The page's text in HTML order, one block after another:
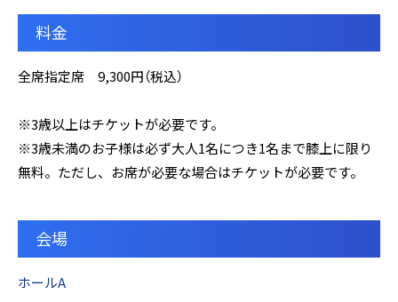
料金
全席指定席 9,300円（税込）
※3歳以上はチケットが必要です。
※3歳未満のお⼦様は必ず⼤⼈1名につき1名まで膝上に限り
無料。ただし、お席が必要な場合はチケットが必要です。
会場
ホールA